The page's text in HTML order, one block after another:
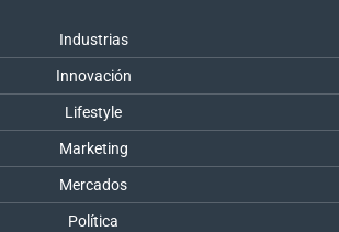
Industrias
Innovación
Lifestyle
Marketing
Mercados
Política